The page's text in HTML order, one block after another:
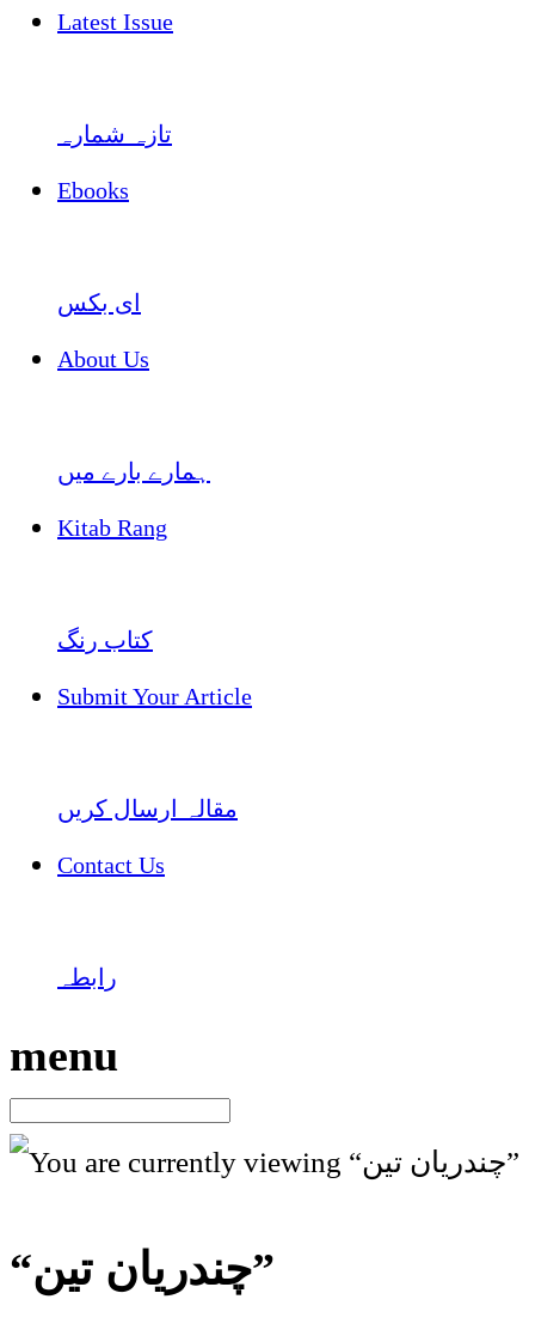
Latest Issue
تازہ شمارہ
Ebooks
ای بکس
About Us
ہمارے بارے میں
Kitab Rang
کتاب رنگ
Submit Your Article
مقالہ ارسال کریں
Contact Us
رابطہ
menu
“چندریان تین”